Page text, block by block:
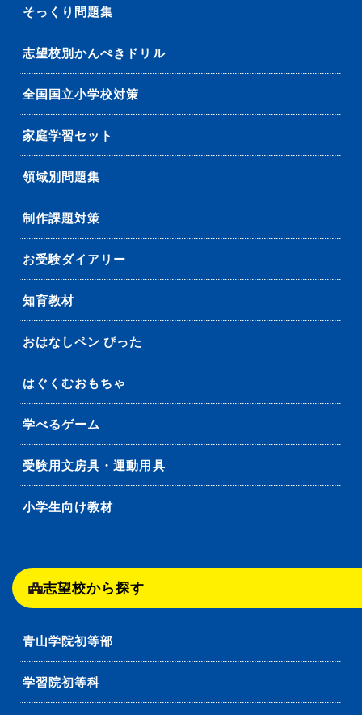
そっくり問題集
志望校別かんぺきドリル
全国国立小学校対策
家庭学習セット
領域別問題集
制作課題対策
お受験ダイアリー
知育教材
おはなしペン ぴった
はぐくむおもちゃ
学べるゲーム
受験用文房具・運動用具
小学生向け教材
志望校から探す
青山学院初等部
学習院初等科